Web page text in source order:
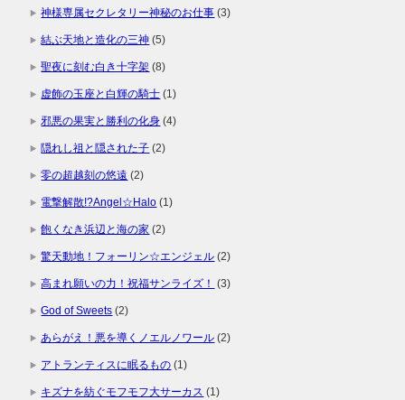
神様専属セクレタリー神秘のお仕事 (3)
結ぶ天地と造化の三神 (5)
聖夜に刻む白き十字架 (8)
虚飾の玉座と白輝の騎士 (1)
邪悪の果実と勝利の化身 (4)
隠れし祖と隠された子 (2)
零の超越刻の悠遠 (2)
電撃解散!?Angel☆Halo (1)
飽くなき浜辺と海の家 (2)
驚天動地！フォーリン☆エンジェル (2)
高まれ願いの力！祝福サンライズ！ (3)
God of Sweets (2)
あらがえ！悪を導くノエルノワール (2)
アトランティスに眠るもの (1)
キズナを紡ぐモフモフ大サーカス (1)